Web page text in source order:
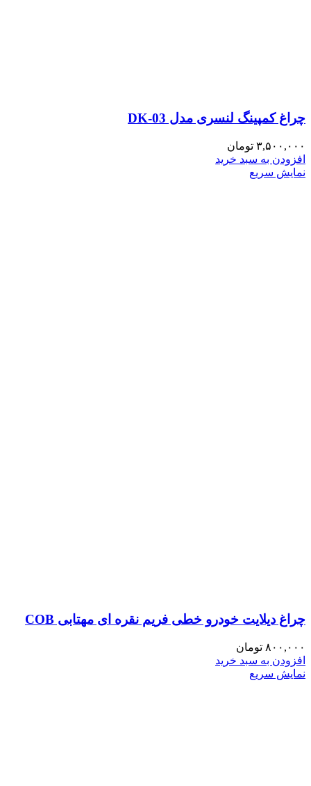
چراغ کمپینگ لنسری مدل DK-03
۳,۵۰۰,۰۰۰ تومان
افزودن به سبد خرید
نمایش سریع
چراغ دیلایت خودرو خطی فریم نقره ای مهتابی COB
۸۰۰,۰۰۰ تومان
افزودن به سبد خرید
نمایش سریع